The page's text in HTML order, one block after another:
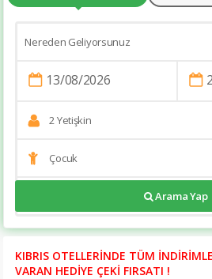
https://www.tatilsitesi.com/
Arama Yap
KIBRIS OTELLERİNDE TÜM
VARAN HEDİYE ÇEKİ FIRSATI !